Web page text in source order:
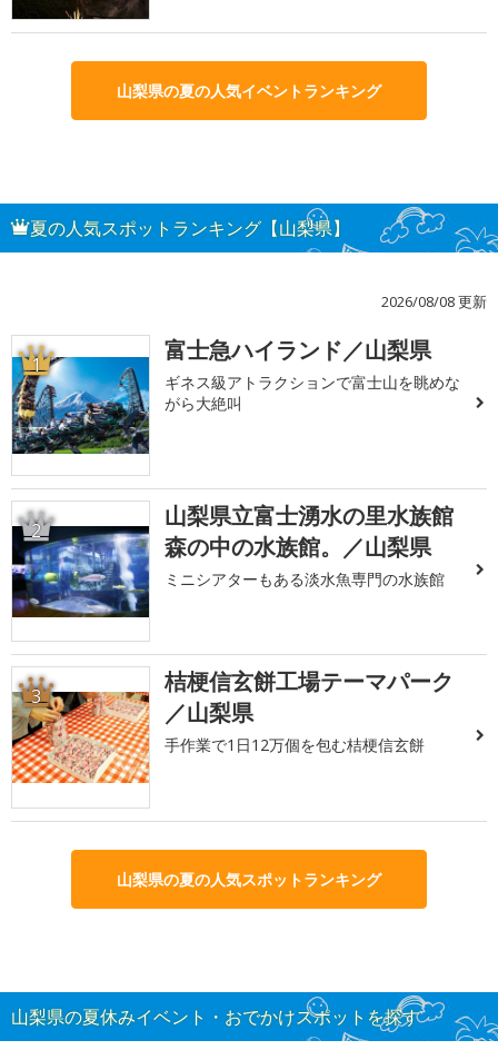
山梨県の夏の人気イベントランキング
夏の人気スポットランキング【山梨県】
2026/08/08 更新
1 富士急ハイランド／山梨県
ギネス級アトラクションで富士山を眺めな
がら大絶叫
2
山梨県立富士湧水の里水族館
森の中の水族館。／山梨県
ミニシアターもある淡水魚専門の水族館
3
桔梗信玄餅工場テーマパーク
／山梨県
手作業で1日12万個を包む桔梗信玄餅
山梨県の夏の人気スポットランキング
山梨県の夏休みイベント・おでかけスポットを探す